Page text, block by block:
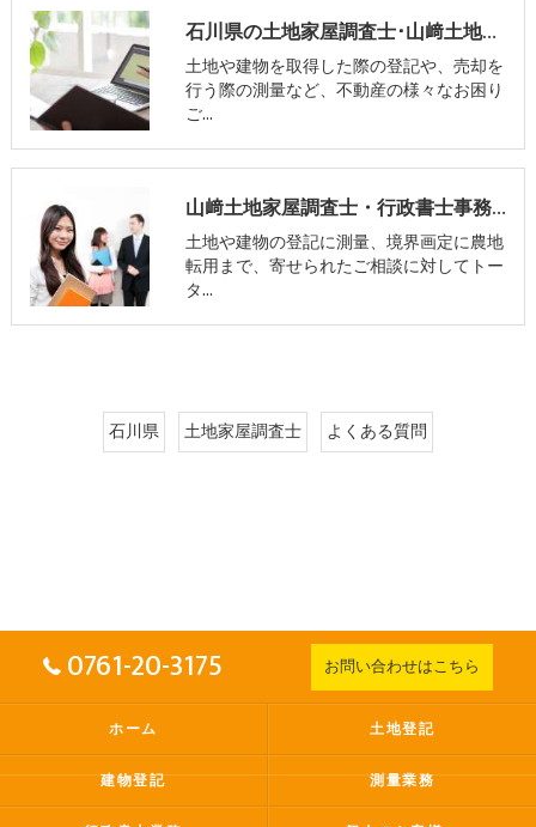
石川県の土地家屋調査士･山﨑土地家屋調査士・行政書士事務所の口コミ情報
土地や建物を取得した際の登記や、売却を
行う際の測量など、不動産の様々なお困り
ご…
山﨑土地家屋調査士・行政書士事務所
土地や建物の登記に測量、境界画定に農地
転用まで、寄せられたご相談に対してトー
タ…
石川県 土地家屋調査士 よくある質問
0761-20-3175 お問い合わせはこちら
ホーム 土地登記
建物登記 測量業務